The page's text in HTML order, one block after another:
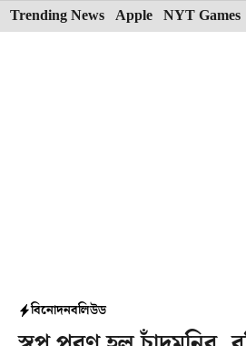
Skip
to
Trending News Apple NYT Games
বিনোদনবলিউড